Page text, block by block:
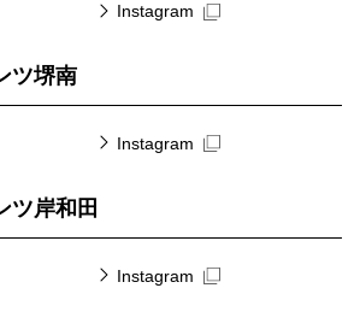
Instagram
ツ堺南
Instagram
ツ岸和田
Instagram